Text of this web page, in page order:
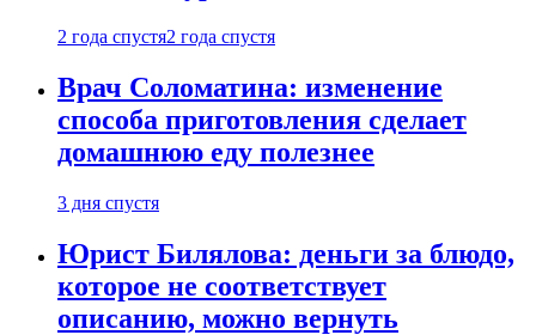
2 года спустя2 года спустя
Врач Соломатина: изменение
способа приготовления сделает
домашнюю еду полезнее
3 дня спустя
Юрист Билялова: деньги за блюдо,
которое не соответствует
описанию, можно вернуть